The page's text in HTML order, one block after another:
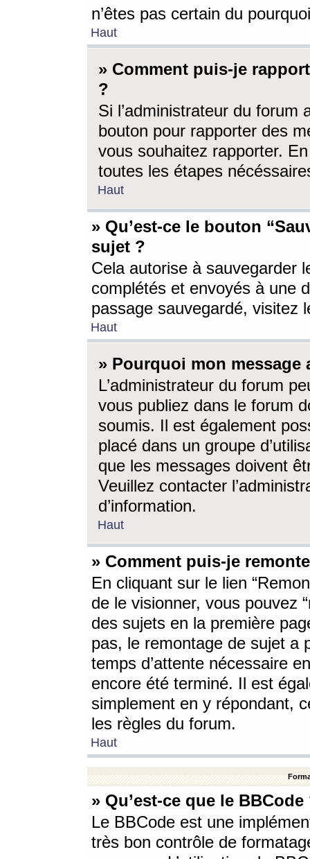
n’êtes pas certain du
Haut
» Comment puis-je
?
Si l’administrateur du forum
bouton pour rapporter des
vous souhaitez rapporter.
toutes les étapes
Haut
» Qu’est-ce le bouton
sujet ?
Cela autorise à sauvegarder
complétés et envoyés à une
passage sauvegardé, visitez
Haut
» Pourquoi mon message
L’administrateur du forum
vous publiez dans le forum
soumis. Il est également
placé dans un groupe
que les messages doivent
Veuillez contacter
d’information.
Haut
» Comment puis-je
En cliquant sur le lien
de le visionner, vous pouvez
des sujets en la première
pas, le remontage de sujet a
temps d’attente nécessaire
encore été terminé. Il est
simplement en y répondant,
les règles du forum.
Haut
» Qu’est-ce que le BBCode
Le BBCode est une
très bon contrôle de